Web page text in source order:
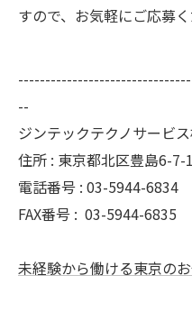
すので、お気軽にご応募く
--
ジンテックテクノサービ
住所 : 東京都北区豊島6-7-
電話番号 : 03-5944-6834
FAX番号 : 03-5944-6835
未経験から働ける東京の